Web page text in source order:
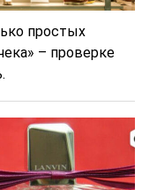
простых
– проверке